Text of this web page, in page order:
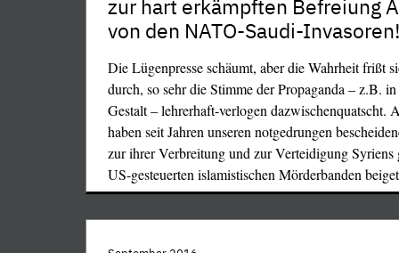
einer Kriegspartei, die sich die Zerstörung und
Volksrepublik Jugoslawien zum Ziel gesetzt hatte.
Mit der Verurteilung des bosnisch-serbischen
Mladić hat die NATO-Siegerjustiz ihr vorläufig
gesprochen und sich selbst einen Persilschein
in Jahrzehnten gelegte Blutspur kaschieren soll.
Verbrechen seit Auschwitz«: sollen nicht die nach
zählenden, vom US-Imperialismus und seinen
abgeschlachteten Koreaner und Vietnamesen sein,
denselben Tätern ermordeten zwei bis drei
zur hart erkämpften Befreiung
von den NATO-Saudi-Invasoren!
Die Lügenpresse schäumt, aber die Wahrheit frißt
durch, so sehr die Stimme der Propaganda – z.B.
Gestalt – lehrerhaft-verlogen dazwischenquatscht.
haben seit Jahren unseren notgedrungen
zur ihrer Verbreitung und zur Verteidigung Syriens
US-gesteuerten islamistischen Mörderbanden